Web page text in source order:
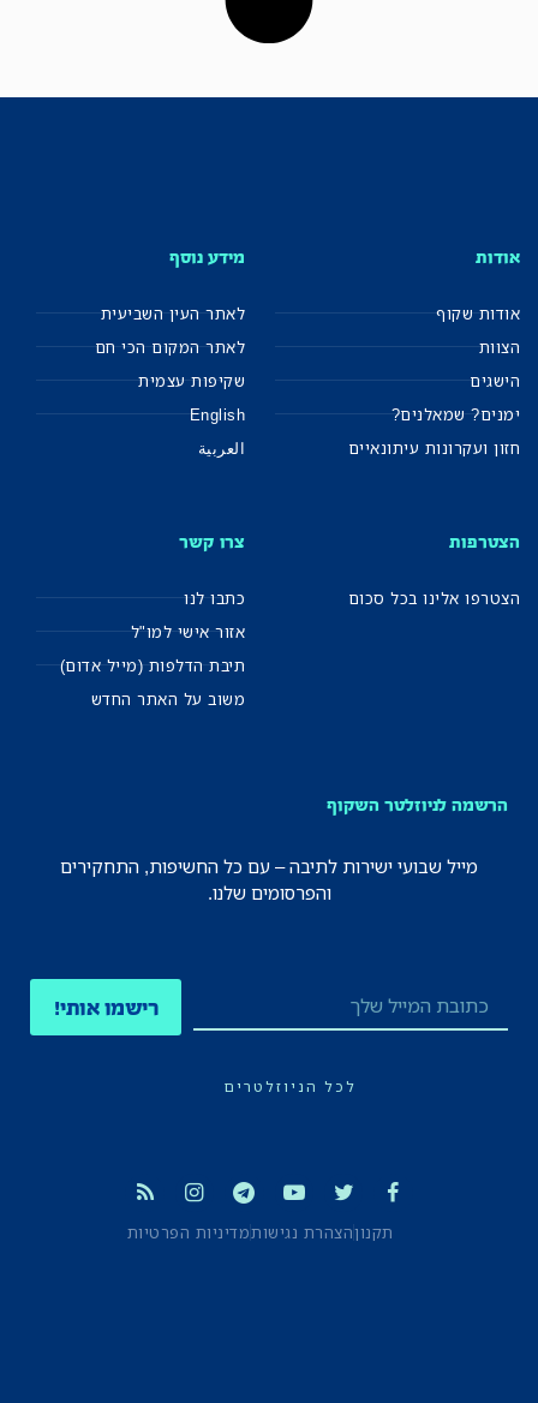
שקוף
שמאלנים?
ועקרונות עיתונאיים
מידע נוסף
לאתר העין השביעית
לאתר המקום הכי חם
שקיפות עצמית
English
العربية
אלינו בכל סכום
צרו קשר
כתבו לנו
אזור אישי למו"ל
תיבת הדלפות (מייל אדום)
משוב על האתר החדש
לניוזלטר השקוף
מייל שבועי ישירות לתיבה – עם כל החשיפות, התחקירים
והפרסומים שלנו.
רישמו אותי!
לכל הניוזלטרים
תקנוןהצהרת נגישותמדיניות הפרטיות